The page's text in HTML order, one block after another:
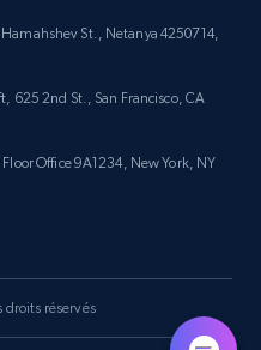
St., Netanya 4250714,
625 2nd St., San Francisco, CA
Office 9A1234, New York, NY
droits réservés